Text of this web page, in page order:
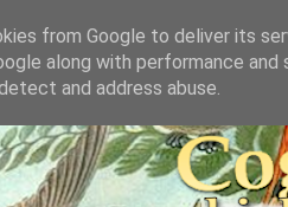
from Google to deliver its
along with performance
and address abuse.